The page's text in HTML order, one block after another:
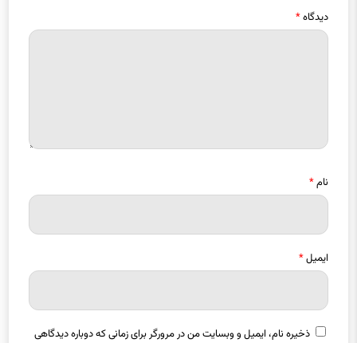
دیدگاه*
نام*
ایمیل*
ذخیره نام، ایمیل و وبسایت من در مرورگر برای زمانی که دوباره دیدگاهی